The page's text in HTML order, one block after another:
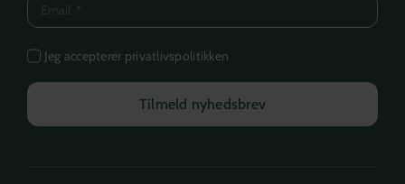
Jeg accepterer privatlivspolitikken
Tilmeld nyhedsbrev